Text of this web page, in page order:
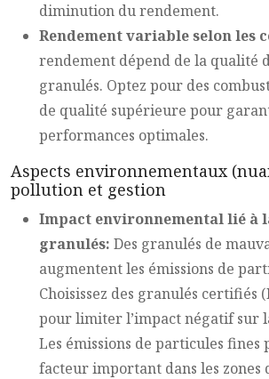
diminution du rendement.
Rendement variable selon les
rendement dépend de la qualité
granulés. Optez pour des
de qualité supérieure pour
performances optimales.
Aspects environnementaux
pollution et gestion
Impact environnemental lié à
granulés: Des granulés de
augmentent les émissions de
Choisissez des granulés certifiés
pour limiter l’impact négatif sur
Les émissions de particules fines
facteur important dans les zones